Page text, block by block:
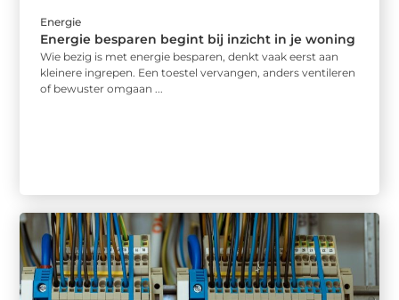
Energie
Energie besparen begint bij inzicht in je woning
Wie bezig is met energie besparen, denkt vaak eerst aan
kleinere ingrepen. Een toestel vervangen, anders ventileren
of bewuster omgaan ...